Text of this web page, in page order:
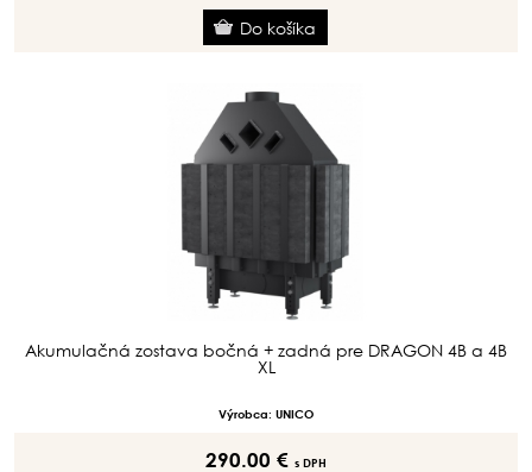
Akumulačná zostava bočná + zadná pre DRAGON 4B a 4B
XL
Výrobca: UNICO
290.00 € s DPH